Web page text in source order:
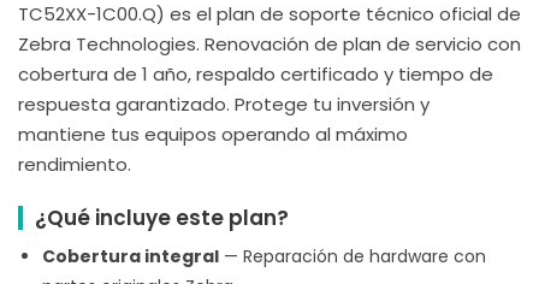
TC52XX-1C00.Q) es el plan de soporte técnico oficial de
Zebra Technologies. Renovación de plan de servicio con
cobertura de 1 año, respaldo certificado y tiempo de
respuesta garantizado. Protege tu inversión y
mantiene tus equipos operando al máximo
rendimiento.
¿Qué incluye este plan?
Cobertura integral — Reparación de hardware con